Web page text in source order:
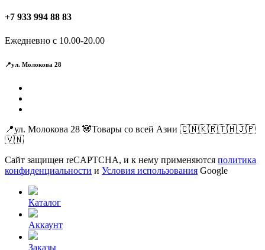
+7 933 994 88 83
Ежедневно с 10.00-20.00
📍ул. Молокова 28
📍ул. Молокова 28 🐼Товары со всей Азии 🇨🇳🇰🇷🇹🇭🇯🇵
🇻🇳
Сайт защищен reCAPTCHA, и к нему применяются политика
конфиденциальности и Условия использования Google
Каталог
Аккаунт
Заказы